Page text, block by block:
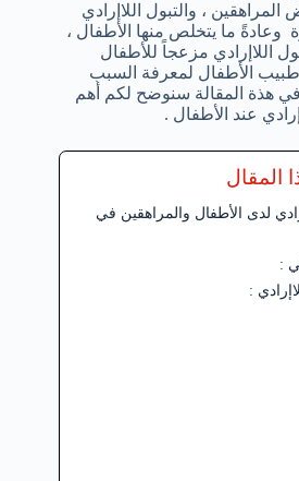
، والتبول اللاإرادي
ما يتخلص منها الأطفال ،
اللاإرادي مزعجاً للأطفال
طبيب الأطفال لمعرفة السبب
هذة المقالة سنوضح لكم أهم
عند الأطفال .
المقال
لدى الأطفال والمراهقين في
الليلي :
: